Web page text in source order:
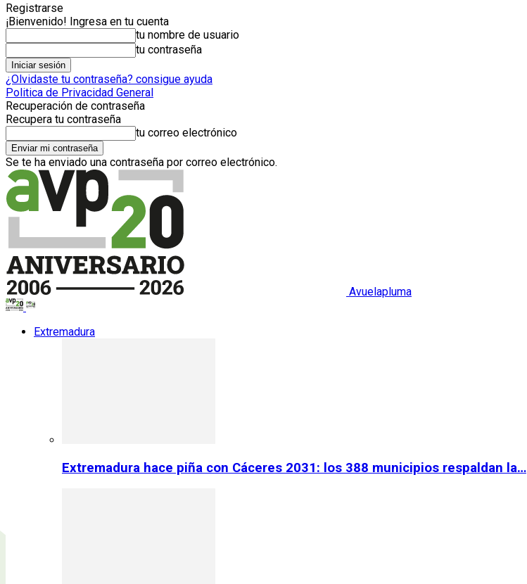
Registrarse
¡Bienvenido! Ingresa en tu cuenta
tu nombre de usuario
tu contraseña
¿Olvidaste tu contraseña? consigue ayuda
Politica de Privacidad General
Recuperación de contraseña
Recupera tu contraseña
tu correo electrónico
Se te ha enviado una contraseña por correo electrónico.
Avuelapluma
Extremadura
Extremadura hace piña con Cáceres 2031: los 388 municipios respaldan la…